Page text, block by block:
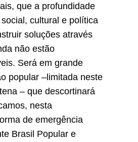
que a profundidade
cultural e política
soluções através
não estão
Será em grande
popular –limitada neste
– que descortinará
nesta
de emergência
Brasil Popular e